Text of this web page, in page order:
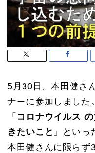
5月30日、本田健さ
ナーに参加しました。
「 コロナウイルス
きたいこと 」といっ
本田健さんに限らず